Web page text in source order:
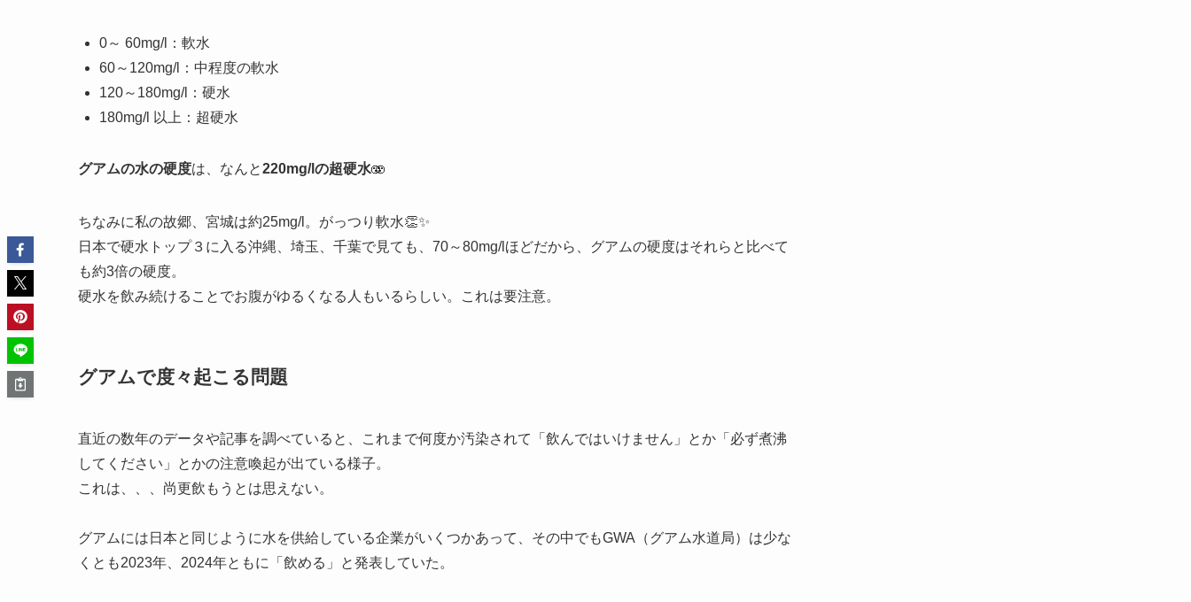
0～ 60mg/l：軟水
60～120mg/l：中程度の軟水
120～180mg/l：硬水
180mg/l 以上：超硬水
グアムの水の硬度は、なんと220mg/lの超硬水🫨
ちなみに私の故郷、宮城は約25mg/l。がっつり軟水👏✨
日本で硬水トップ３に入る沖縄、埼玉、千葉で見ても、70～80mg/lほどだから、グアムの硬度はそれらと比べて
も約3倍の硬度。
硬水を飲み続けることでお腹がゆるくなる人もいるらしい。これは要注意。
グアムで度々起こる問題
直近の数年のデータや記事を調べていると、これまで何度か汚染されて「飲んではいけません」とか「必ず煮沸
してください」とかの注意喚起が出ている様子。
これは、、、尚更飲もうとは思えない。
グアムには日本と同じように水を供給している企業がいくつかあって、その中でもGWA（グアム水道局）は少な
くとも2023年、2024年ともに「飲める」と発表していた。